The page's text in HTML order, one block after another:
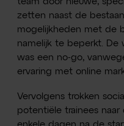
zetten naast de
mogelijkheden met de
namelijk te beperkt.
was een no-go,
ervaring met online
Vervolgens trokken
potentiële trainees naar